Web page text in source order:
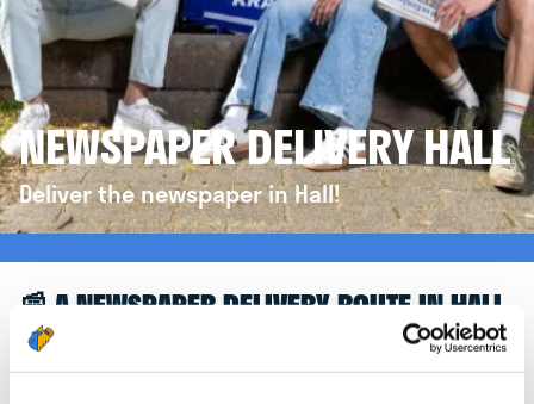
NEWSPAPER DELIVERY HALL
Deliver the newspaper in Hall!
📰 A NEWSPAPER DELIVERY ROUTE IN HALL
Great to see you're interested in a newspaper